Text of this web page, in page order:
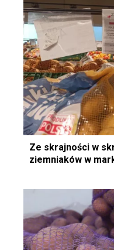
Ze skrajności w
ziemniaków w